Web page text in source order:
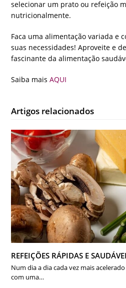
selecionar um prato ou refeição
nutricionalmente.
Faca uma alimentação variada e
suas necessidades! Aproveite e
fascinante da alimentação
Saiba maisAQUI
Artigos relacionados
REFEIÇÕES RÁPIDAS E
Num dia a dia cada vez mais
com uma…